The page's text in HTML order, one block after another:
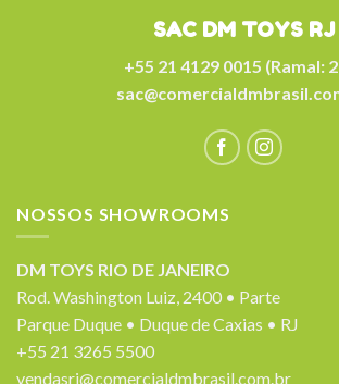
SAC DM TOYS RJ
+55 21 4129 0015 (Ramal:
NOSSOS SHOWROOMS
DM TOYS RIO DE JANEIRO
Rod. Washington Luiz, 2400 • Parte
Parque Duque • Duque de Caxias • RJ
+55 21 3265 5500
vendasrj@comercialdmbrasil.com.br